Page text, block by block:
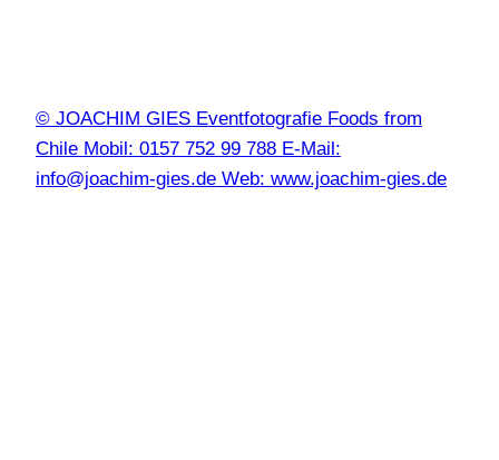
© JOACHIM GIES Eventfotografie Foods from
Chile Mobil: 0157 752 99 788 E-Mail:
info@joachim-gies.de Web: www.joachim-gies.de